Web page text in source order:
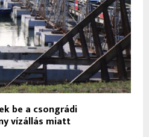
be a csongrádi
vízállás miatt